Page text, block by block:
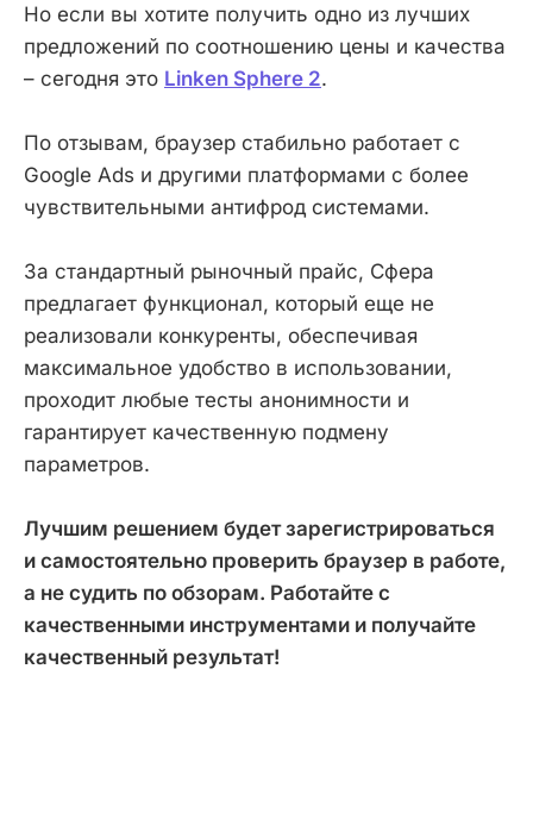
Но если вы хотите получить одно из лучших
предложений по соотношению цены и качества
– сегодня это Linken Sphere 2.
По отзывам, браузер стабильно работает с
Google Ads и другими платформами с более
чувствительными антифрод системами.
За стандартный рыночный прайс, Сфера
предлагает функционал, который еще не
реализовали конкуренты, обеспечивая
максимальное удобство в использовании,
проходит любые тесты анонимности и
гарантирует качественную подмену
параметров.
Лучшим решением будет зарегистрироваться
и самостоятельно проверить браузер в работе,
а не судить по обзорам. Работайте с
качественными инструментами и получайте
качественный результат!